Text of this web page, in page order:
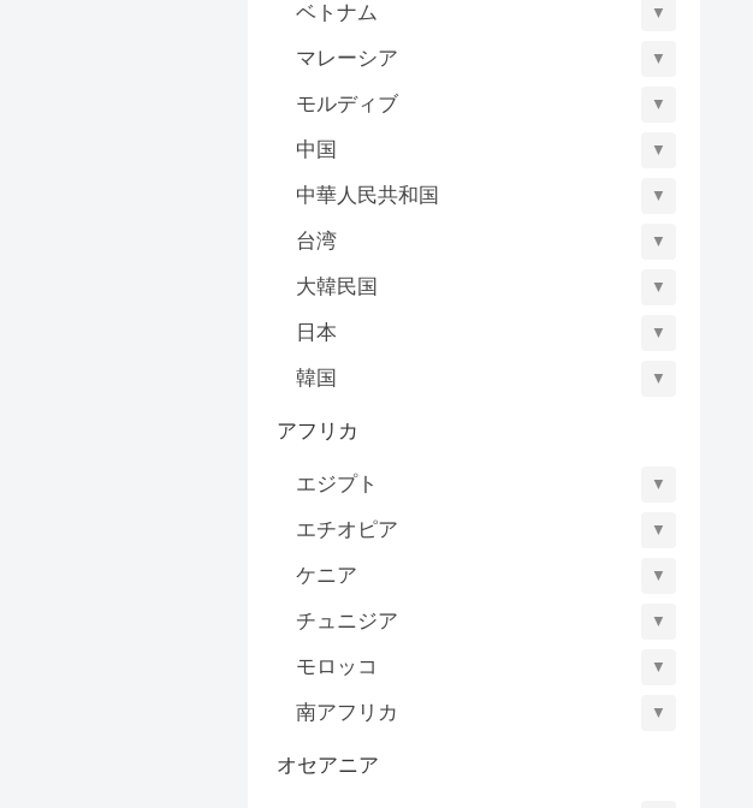
ベトナム ▼
マレーシア ▼
モルディブ ▼
中国 ▼
中華人民共和国 ▼
台湾 ▼
大韓民国 ▼
日本 ▼
韓国 ▼
アフリカ
エジプト ▼
エチオピア ▼
ケニア ▼
チュニジア ▼
モロッコ ▼
南アフリカ ▼
オセアニア